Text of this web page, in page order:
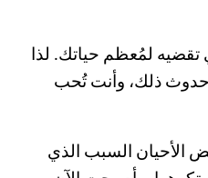
تقضيه لمُعظم حياتك. لذا
حدوث ذلك، وأنت تُحب
الأحيان السبب الذي